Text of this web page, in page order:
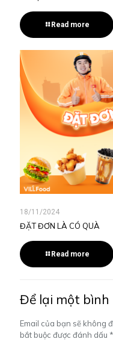
Read more
18/11/2024
ĐẶT ĐƠN LÀ CÓ QUÀ
Read more
Để lại một bình
Email của bạn sẽ không
bắt buộc được đánh dấu *